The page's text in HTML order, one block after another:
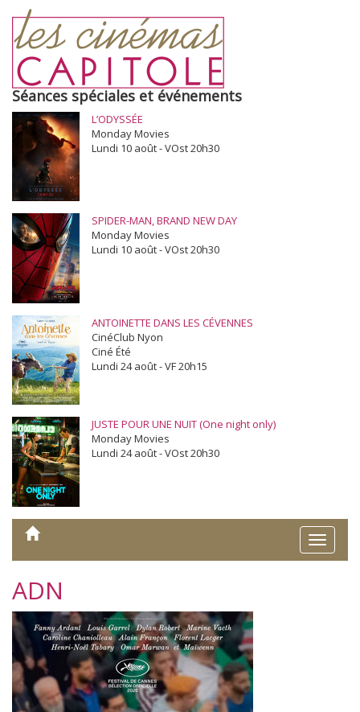
Séances spéciales et événements
L’ODYSSÉE
Monday Movies
Lundi 10 août - VOst 20h30
SPIDER-MAN, BRAND NEW DAY
Monday Movies
Lundi 10 août - VOst 20h30
ANTOINETTE DANS LES CÉVENNES
CinéClub Nyon
Ciné Été
Lundi 24 août - VF 20h15
JUSTE POUR UNE NUIT (One night only)
Monday Movies
Lundi 24 août - VOst 20h30
Toggle
ADN